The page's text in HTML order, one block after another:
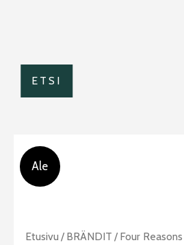
Ale
Etusivu / BRÄNDIT / Four Reasons
Alkuperäinen
Nykyinen
Four
ETSI